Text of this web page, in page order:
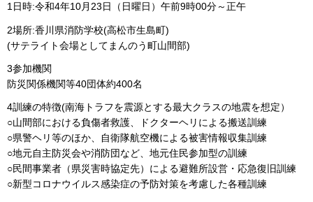
1日時:令和4年10月23日（日曜日）午前9時00分～正午
2場所:香川県消防学校(高松市生島町)
(サテライト会場としてまんのう町山間部)
3参加機関
防災関係機関等40団体約400名
4訓練の特徴(南海トラフを震源とする最大クラスの地震を想定）
○山間部における負傷者救護、ドクターヘリによる搬送訓練
○県警ヘリ等のほか、自衛隊航空機による被害情報収集訓練
○地元自主防災会や消防団など、地元住民参加型の訓練
○民間事業者（県災害時協定先）による避難所設営・応急復旧訓練
○新型コロナウイルス感染症の予防対策を考慮した各種訓練